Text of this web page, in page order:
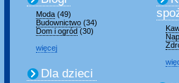
Moda (49)
Budownictwo (34)
Dom i ogród (30)
więcej
Dla dzieci